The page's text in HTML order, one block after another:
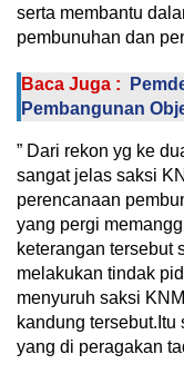
serta membantu
pembunuhan dan
Baca Juga :
Pembangunan
” Dari rekon yg ke
sangat jelas saksi
perencanaan
yang pergi
keterangan tersebut
melakukan tindak
menyuruh saksi
kandung
yang di peragakan